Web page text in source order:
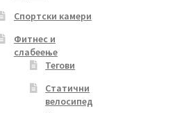
Спортски камери
Фитнес и
слабеење
Тегови
Статични
велосипед